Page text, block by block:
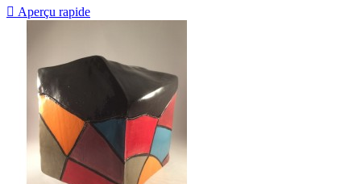
 Aperçu rapide